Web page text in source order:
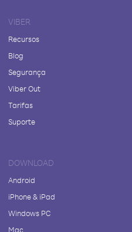
VIBER
Recursos
Blog
Segurança
Viber Out
Tarifas
Suporte
DOWNLOAD
Android
iPhone & iPad
Windows PC
Mac